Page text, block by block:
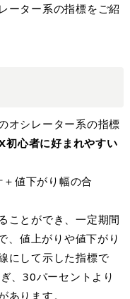
ーター系の指標をご紹
オシレーター系の指標
初心者に好まれやすい
値下がり幅の合
ことができ、一定期間
、値上がりや値下がり
にして示した指標で
、30パーセントより
あります。